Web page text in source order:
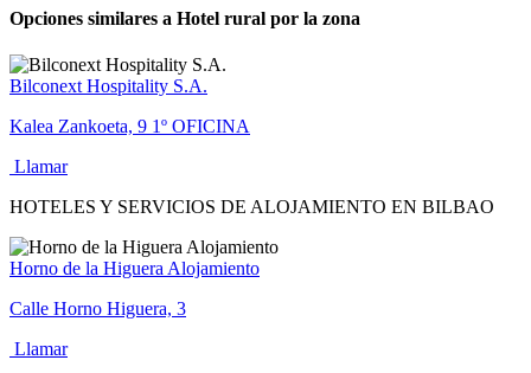
Opciones similares a Hotel rural por la zona
Bilconext Hospitality S.A.
Kalea Zankoeta, 9 1º OFICINA
Llamar
HOTELES Y SERVICIOS DE ALOJAMIENTO EN BILBAO
Horno de la Higuera Alojamiento
Calle Horno Higuera, 3
Llamar